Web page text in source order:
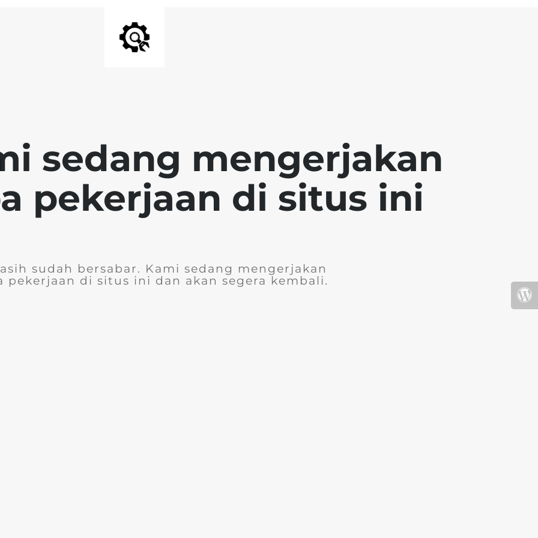
sedang mengerjakan
pekerjaan di situs ini
sudah bersabar. Kami sedang mengerjakan
pekerjaan di situs ini dan akan segera kembali.